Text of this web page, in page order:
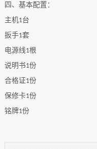
四、基本配置：
主机1台
扳手1套
电源线1根
说明书1份
合格证1份
保修卡1份
铭牌1份